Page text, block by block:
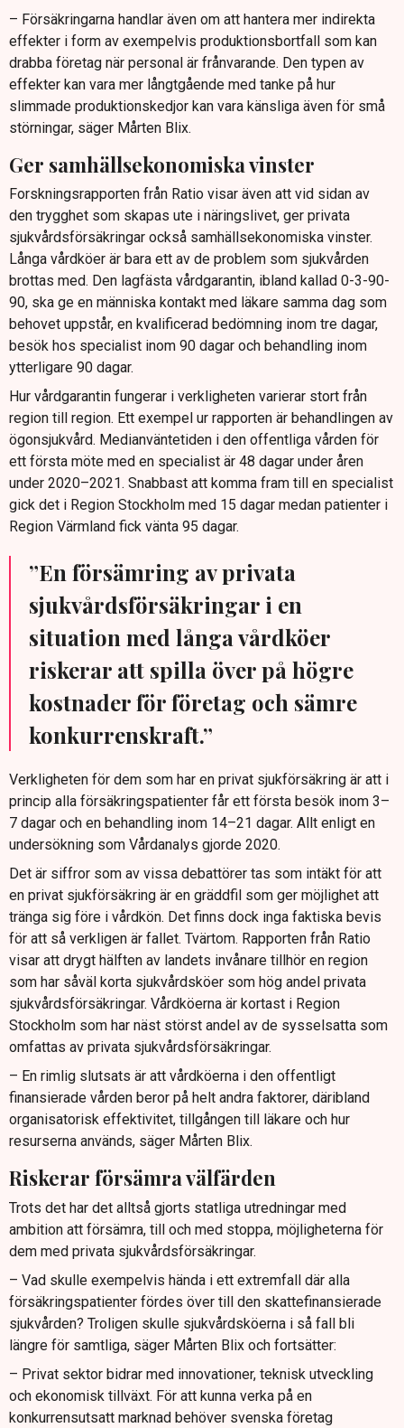
– Försäkringarna handlar även om att hantera mer indirekta
effekter i form av exempelvis produktionsbortfall som kan
drabba företag när personal är frånvarande. Den typen av
effekter kan vara mer långtgående med tanke på hur
slimmade produktionskedjor kan vara känsliga även för små
störningar, säger Mårten Blix.
Ger samhällsekonomiska vinster
Forskningsrapporten från Ratio visar även att vid sidan av
den trygghet som skapas ute i näringslivet, ger privata
sjukvårdsförsäkringar också samhällsekonomiska vinster.
Långa vårdköer är bara ett av de problem som sjukvården
brottas med. Den lagfästa vårdgarantin, ibland kallad 0-3-90-
90, ska ge en människa kontakt med läkare samma dag som
behovet uppstår, en kvalificerad bedömning inom tre dagar,
besök hos specialist inom 90 dagar och behandling inom
ytterligare 90 dagar.
Hur vårdgarantin fungerar i verkligheten varierar stort från
region till region. Ett exempel ur rapporten är behandlingen av
ögonsjukvård. Medianväntetiden i den offentliga vården för
ett första möte med en specialist är 48 dagar under åren
under 2020–2021. Snabbast att komma fram till en specialist
gick det i Region Stockholm med 15 dagar medan patienter i
Region Värmland fick vänta 95 dagar.
”En försämring av privata
sjukvårdsförsäkringar i en
situation med långa vårdköer
riskerar att spilla över på högre
kostnader för företag och sämre
konkurrenskraft.”
Verkligheten för dem som har en privat sjukförsäkring är att i
princip alla försäkringspatienter får ett första besök inom 3–
7 dagar och en behandling inom 14–21 dagar. Allt enligt en
undersökning som Vårdanalys gjorde 2020.
Det är siffror som av vissa debattörer tas som intäkt för att
en privat sjukförsäkring är en gräddfil som ger möjlighet att
tränga sig före i vårdkön. Det finns dock inga faktiska bevis
för att så verkligen är fallet. Tvärtom. Rapporten från Ratio
visar att drygt hälften av landets invånare tillhör en region
som har såväl korta sjukvårdsköer som hög andel privata
sjukvårdsförsäkringar. Vårdköerna är kortast i Region
Stockholm som har näst störst andel av de sysselsatta som
omfattas av privata sjukvårdsförsäkringar.
– En rimlig slutsats är att vårdköerna i den offentligt
finansierade vården beror på helt andra faktorer, däribland
organisatorisk effektivitet, tillgången till läkare och hur
resurserna används, säger Mårten Blix.
Riskerar försämra välfärden
Trots det har det alltså gjorts statliga utredningar med
ambition att försämra, till och med stoppa, möjligheterna för
dem med privata sjukvårdsförsäkringar.
– Vad skulle exempelvis hända i ett extremfall där alla
försäkringspatienter fördes över till den skattefinansierade
sjukvården? Troligen skulle sjukvårdsköerna i så fall bli
längre för samtliga, säger Mårten Blix och fortsätter:
– Privat sektor bidrar med innovationer, teknisk utveckling
och ekonomisk tillväxt. För att kunna verka på en
konkurrensutsatt marknad behöver svenska företag